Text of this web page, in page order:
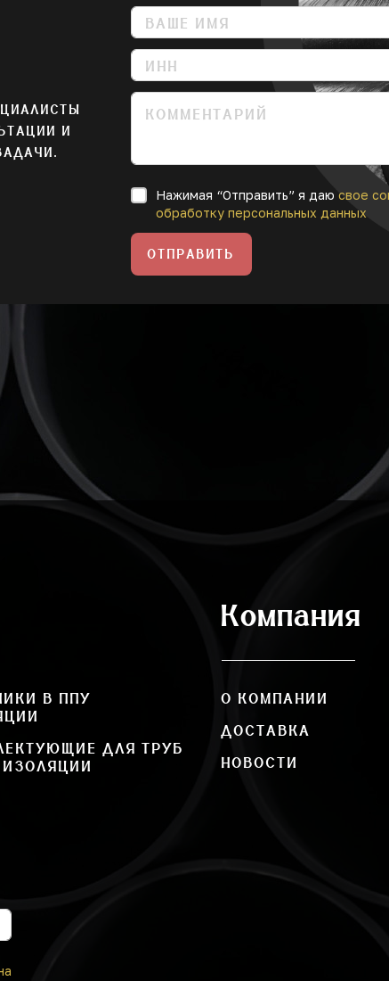
И
Нажимая “Отправить” я даю свое
обработку персональных данных
ОТПРАВИТЬ
В ППУ
ДЛЯ ТРУБ
ИЗОЛЯЦИИ
Компания
О КОМПАНИИ
ДОСТАВКА
НОВОСТИ